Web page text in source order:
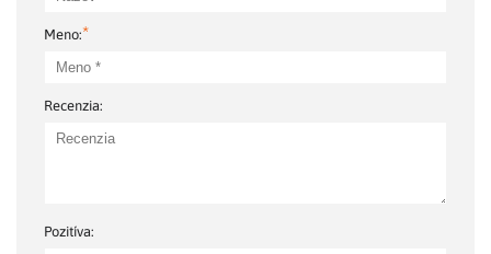
Meno:*
Recenzia:
Pozitíva: